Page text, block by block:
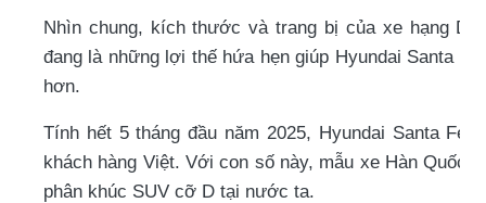
Nhìn chung, kích thước và trang bị của xe hạng D
đang là những lợi thế hứa hẹn giúp Hyundai Santa
hơn.
Tính hết 5 tháng đầu năm 2025, Hyundai Santa Fe
khách hàng Việt. Với con số này, mẫu xe Hàn Quốc
phân khúc SUV cỡ D tại nước ta.